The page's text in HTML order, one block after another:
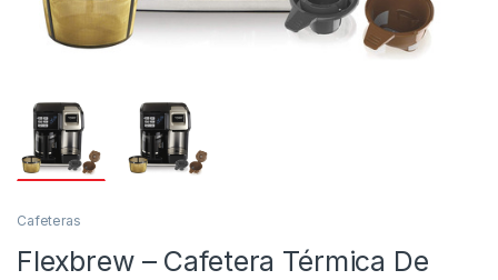
Cafeteras
Flexbrew – Cafetera Térmica De